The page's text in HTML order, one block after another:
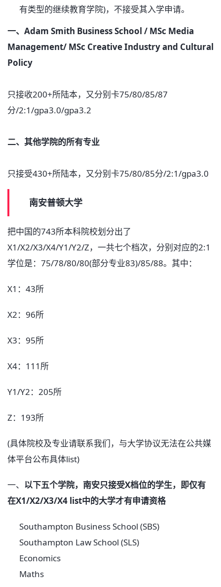
有类型的继续教育学院)，不接受其入学申请。
一、Adam Smith Business School / MSc Media
Management/ MSc CreativeIndustry and Cultural
Policy
只接收200+所陆本，又分别卡75/80/85/87
分/2:1/gpa3.0/gpa3.2
二、其他学院的所有专业
只接受430+所陆本，又分别卡75/80/85分/2:1/gpa3.0
南安普顿大学
把中国的743所本科院校划分出了
X1/X2/X3/X4/Y1/Y2/Z，一共七个档次，分别对应的2:1
学位是：75/78/80/80(部分专业83)/85/88。其中：
X1：43所
X2：96所
X3：95所
X4：111所
Y1/Y2：205所
Z：193所
(具体院校及专业请联系我们，与大学协议无法在公共媒
体平台公布具体list)
一、 以下五个学院， 南安只接受X档位的学生，即仅有
在X1/X2/X3/X4 list中的大学才有申请资格
Southampton Business School (SBS)
Southampton Law School (SLS)
Economics
Maths